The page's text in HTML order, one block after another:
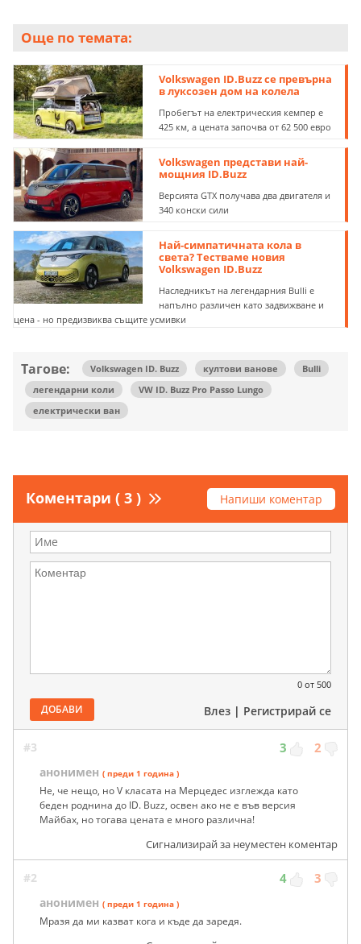
Още по темата:
Volkswagen ID.Buzz се превърна
в луксозен дом на колела
Пробегът на електрическия кемпер е
425 км, а цената започва от 62 500 евро
Volkswagen представи най-
мощния ID.Buzz
Версията GTX получава два двигателя и
340 конски сили
Най-симпатичната кола в
света? Тестваме новия
Volkswagen ID.Buzz
Наследникът на легендарния Bulli е
напълно различен като задвижване и
цена - но предизвиква същите усмивки
Тагове: Volkswagen ID. Buzz култови ванове
Bulli
легендарни коли
VW ID. Buzz Pro Passo Lungo
електрически ван
Коментари ( 3 ) Напиши коментар
0 от 500
ДОБАВИ Влез | Регистрирай се
#3 3 2
анонимен ( преди 1 година )
Не, че нещо, но V класата на Мерцедес изглежда като
беден роднина до ID. Buzz, освен ако не е във версия
Майбах, но тогава цената е много различна!
Сигнализирай за неуместен коментар
#2 4 3
анонимен ( преди 1 година )
Мразя да ми казват кога и къде да заредя.